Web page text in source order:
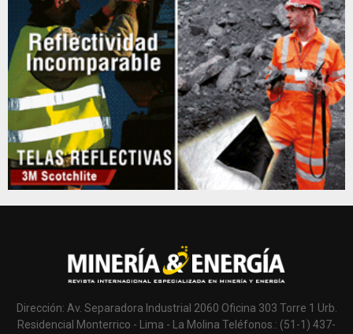
Dirección: Av. Separadora Industrial 2060 Oficina 303 Torre 1 Urb.
Residencial Monterrico - Lima - La Molina Teléfonos.: (51-1) 437-